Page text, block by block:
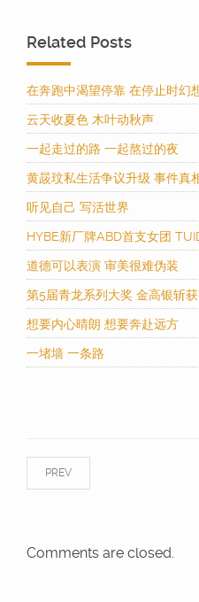
Related Posts
在奔跑中渴望停靠 在停止时幻
云天收夏色 木叶动秋声
一起走过的路 一起熬过的夜
黄晸玟私生活争议升级 事件真
听见自己 写活世界
HYBE新厂牌ABD首支女团
道德可以表演 审美很难伪装
第5届青龙系列大奖 金高银斩获
想要内心晴朗 想要奔赴远方
一堵墙 一条路
PREV
Comments are closed.